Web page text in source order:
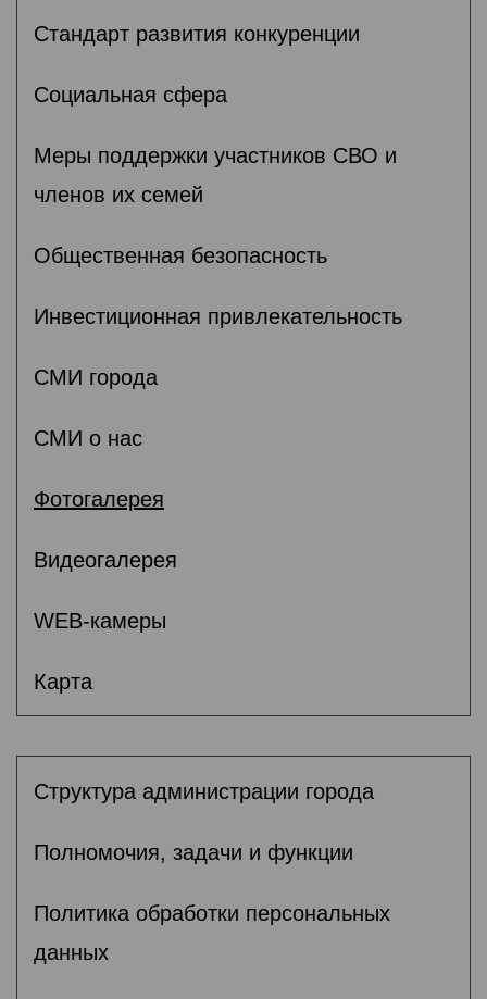
Стандарт развития конкуренции
Социальная сфера
Меры поддержки участников СВО и
членов их семей
Общественная безопасность
Инвестиционная привлекательность
СМИ города
СМИ о нас
Фотогалерея
Видеогалерея
WEB-камеры
Карта
Структура администрации города
Полномочия, задачи и функции
Политика обработки персональных
данных